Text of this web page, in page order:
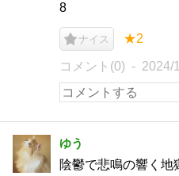
8
ナイス ★2
コメント(0) 2024/
ゆう
陰鬱で悲鳴の響く